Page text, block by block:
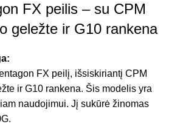
FX peilis – su CPM
geležte ir G10 rankena
FX peilį, išsiskiriantį CPM
ir G10 rankena. Šis modelis yra
naudojimui. Jį sukūrė žinomas